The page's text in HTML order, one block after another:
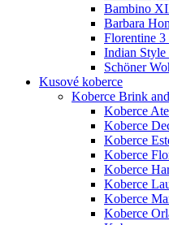
Bambino
Barbara
Florentine
Indian
Schöner
Kusové koberce
Koberce Brink
Koberce
Koberce
Koberce
Koberce
Koberce
Koberce
Koberce
Koberce